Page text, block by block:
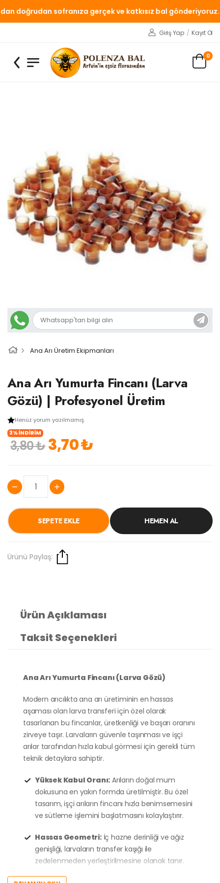
doğrudan sofranıza gerçek ve katkısız bal gönderiyoruz.
Giriş Yap / Kayıt Ol
0
Ana Arı Üretim Ekipmanları
Ana Arı Yumurta Fincanı (Larva
Gözü) | Profesyonel Üretim
Henüz yorum yazılmamış.
3% İNDİRİM
3,80 ₺3,70 ₺
SEPETE EKLE HEMEN AL
Ürünü Paylaş:
Ürün Açıklaması
Taksit Seçenekleri
Ana Arı Yumurta Fincanı (Larva Gözü)
Modern arıcılıkta ana arı üretiminin en hassas
aşaması olan larva transferi için özel olarak
tasarlanan bu fincanlar, üretkenliği ve başarı oranını
zirveye taşır. Larvaların güvenle taşınması ve işçi
arılar tarafından hızla kabul görmesi için gerekli tüm
teknik detaylara sahiptir.
Yüksek Kabul Oranı: Arıların doğal mum
dokusuna en yakın formda üretilmiştir. Bu özel
tasarım, işçi arıların fincanı hızla benimsemesini
ve sütleme işlemini başlatmasını kolaylaştırır.
Hassas Geometri:İç hazne derinliği ve ağız
genişliği, larvaların transfer kaşığı ile
zedelenmeden yerleştirilmesine olanak tanır.